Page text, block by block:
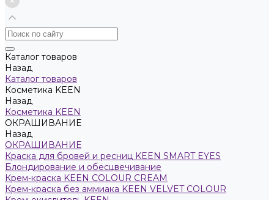
Каталог товаров
Назад
Каталог товаров
Косметика KEEN
Назад
Косметика KEEN
ОКРАШИВАНИЕ
Назад
ОКРАШИВАНИЕ
Краска для бровей и ресниц KEEN SMART EYES
Блондирование и обесцвечивание
Крем-краска KEEN COLOUR CREAM
Крем-краска без аммиака KEEN VELVET COLOUR